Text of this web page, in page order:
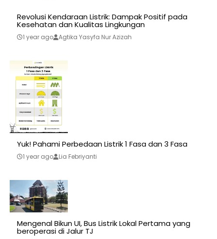
Revolusi Kendaraan Listrik: Dampak Positif pada
Kesehatan dan Kualitas Lingkungan
1 year ago Agtika Yasyfa Nur Azizah
Yuk! Pahami Perbedaan Listrik 1 Fasa dan 3 Fasa
1 year ago Lia Febriyanti
Mengenal Bikun UI, Bus Listrik Lokal Pertama yang
beroperasi di Jalur TJ